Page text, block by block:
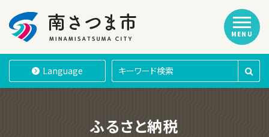
南さつま市
Language
MENU
ふるさと納税